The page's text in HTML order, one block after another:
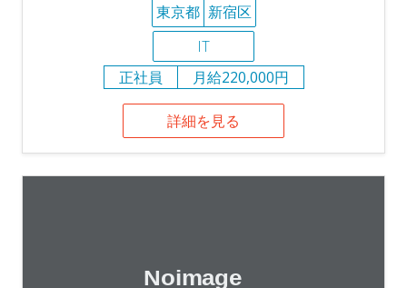
東京都 新宿区
IT
正社員
月給220,000円
詳細を見る